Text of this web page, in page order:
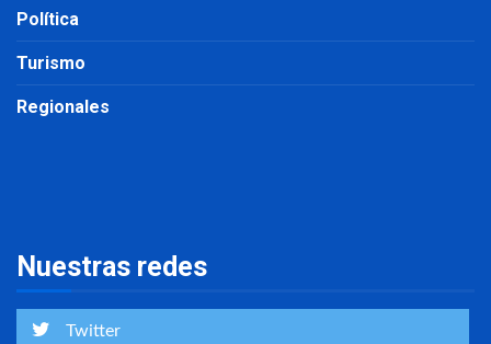
Política
Turismo
Regionales
Nuestras redes
Twitter